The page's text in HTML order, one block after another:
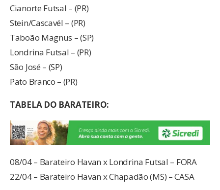
Cianorte Futsal – (PR)
Stein/Cascavél – (PR)
Taboão Magnus – (SP)
Londrina Futsal – (PR)
São José – (SP)
Pato Branco – (PR)
TABELA DO BARATEIRO:
08/04 – Barateiro Havan x Londrina Futsal – FORA
22/04 – Barateiro Havan x Chapadão (MS) – CASA